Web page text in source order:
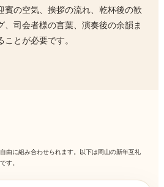
賓の空気、挨拶の流れ、乾杯後の歓
、司会者様の言葉、演奏後の余韻ま
とが必要です。
由に組み合わせられます。以下は岡山の新年互礼
す。